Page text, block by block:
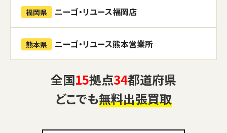
福岡県 ニーゴ・リユース福岡店
熊本県 ニーゴ・リユース熊本営業所
全国15拠点34都道府県
どこでも無料出張買取